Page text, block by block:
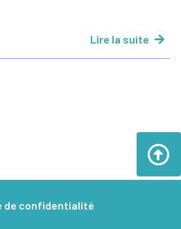
Lire la suite
de confidentialité